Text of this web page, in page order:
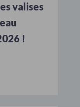
valises
!